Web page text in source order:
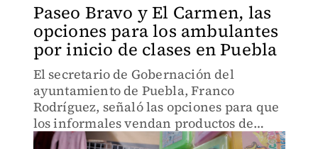
Paseo Bravo y El Carmen, las
opciones para los ambulantes
por inicio de clases en Puebla
El secretario de Gobernación del
ayuntamiento de Puebla, Franco
Rodríguez, señaló las opciones para que
los informales vendan productos de
papelería.